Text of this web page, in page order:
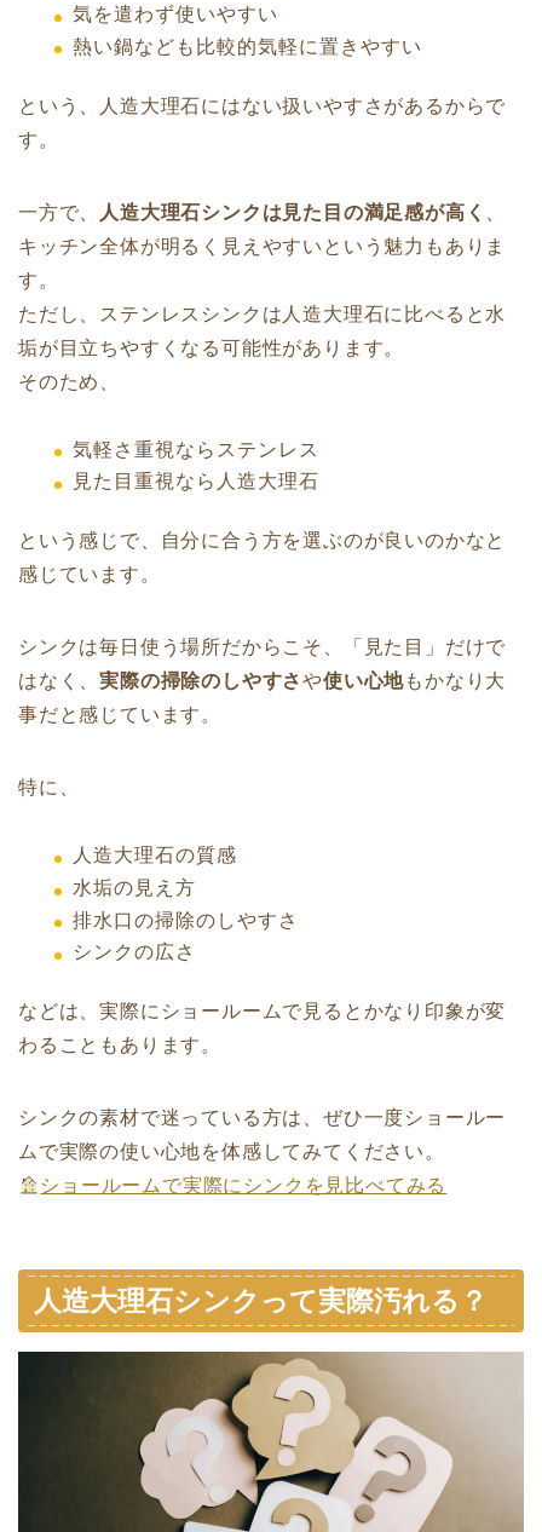
気を遣わず使いやすい
熱い鍋なども比較的気軽に置きやすい
という、人造大理石にはない扱いやすさがあるからで
す。
一方で、 人造大理石シンクは見た目の満足感が高く
キッチン全体が明るく見えやすいという魅力もありま
す。
ただし、ステンレスシンクは人造大理石に比べると水
垢が目立ちやすくなる可能性があります。
そのため、
気軽さ重視ならステンレス
見た目重視なら人造大理石
という感じで、自分に合う方を選ぶのが良いのかなと
感じています。
シンクは毎日使う場所だからこそ、「見た目」だけで
はなく、実際の掃除のしやすさや使い心地もかなり大
事だと感じています。
特に、
人造大理石の質感
水垢の見え方
排水口の掃除のしやすさ
シンクの広さ
などは、実際にショールームで見るとかなり印象が変
わることもあります。
シンクの素材で迷っている方は、ぜひ一度ショールー
ムで実際の使い心地を体感してみてください。
ショールームで実際にシンクを見比べてみる
人造大理石シンクって実際汚れる？